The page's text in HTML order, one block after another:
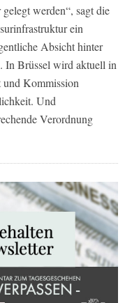
werden“, sagt die
ein
Absicht hinter
In Brüssel wird aktuell in
und Kommission
Und
Verordnung